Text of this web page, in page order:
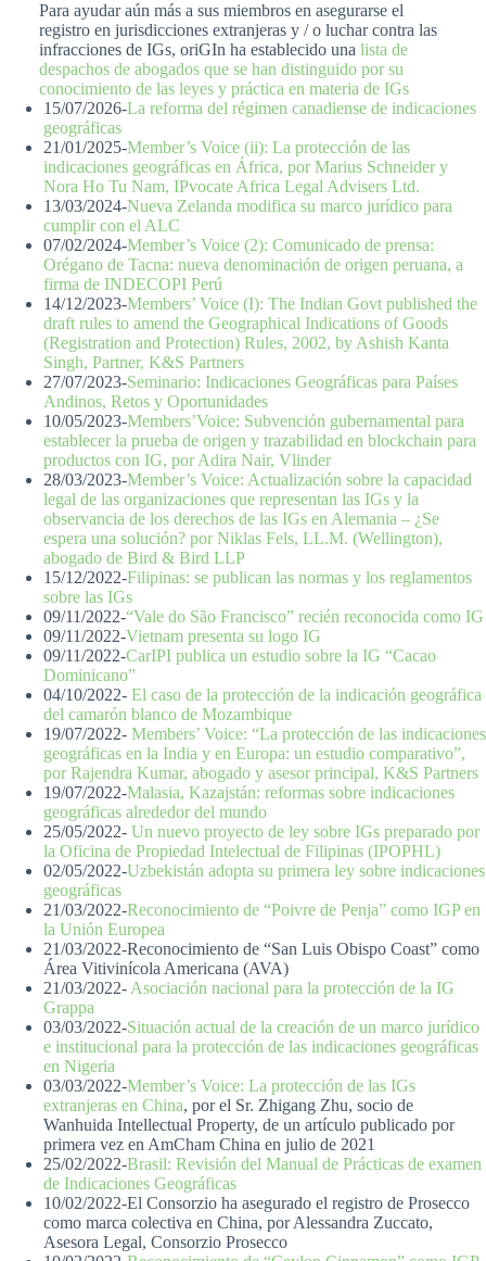
Para ayudar aún más a sus miembros en asegurarse el
registro en jurisdicciones extranjeras y / o luchar contra las
infracciones de IGs, oriGIn ha establecido una lista de
despachos de abogados que se han distinguido por su
conocimiento de las leyes y práctica en materia de IGs
15/07/2026-La reforma del régimen canadiense de indicaciones
geográficas
21/01/2025-Member’s Voice (ii): La protección de las
indicaciones geográficas en África, por Marius Schneider y
Nora Ho Tu Nam, IPvocate Africa Legal Advisers Ltd.
13/03/2024-Nueva Zelanda modifica su marco jurídico para
cumplir con el ALC
07/02/2024-Member’s Voice (2): Comunicado de prensa:
Orégano de Tacna: nueva denominación de origen peruana, a
firma de INDECOPI Perú
14/12/2023-Members’ Voice (I): The Indian Govt published the
draft rules to amend the Geographical Indications of Goods
(Registration and Protection) Rules, 2002, by Ashish Kanta
Singh, Partner, K&S Partners
27/07/2023-Seminario: Indicaciones Geográficas para Países
Andinos, Retos y Oportunidades
10/05/2023-Members’Voice: Subvención gubernamental para
establecer la prueba de origen y trazabilidad en blockchain para
productos con IG, por Adira Nair, Vlinder
28/03/2023-Member’s Voice: Actualización sobre la capacidad
legal de las organizaciones que representan las IGs y la
observancia de los derechos de las IGs en Alemania – ¿Se
espera una solución? por Niklas Fels, LL.M. (Wellington),
abogado de Bird & Bird LLP
15/12/2022-Filipinas: se publican las normas y los reglamentos
sobre las IGs
09/11/2022-“Vale do São Francisco” recién reconocida como IG
09/11/2022-Vietnam presenta su logo IG
09/11/2022-CarIPI publica un estudio sobre la IG “Cacao
Dominicano”
04/10/2022- El caso de la protección de la indicación geográfica
del camarón blanco de Mozambique
19/07/2022- Members’ Voice: “La protección de las indicaciones
geográficas en la India y en Europa: un estudio comparativo”,
por Rajendra Kumar, abogado y asesor principal, K&S Partners
19/07/2022-Malasia, Kazajstán: reformas sobre indicaciones
geográficas alrededor del mundo
25/05/2022- Un nuevo proyecto de ley sobre IGs preparado por
la Oficina de Propiedad Intelectual de Filipinas (IPOPHL)
02/05/2022-Uzbekistán adopta su primera ley sobre indicaciones
geográficas
21/03/2022-Reconocimiento de “Poivre de Penja” como IGP en
la Unión Europea
21/03/2022-Reconocimiento de “San Luis Obispo Coast” como
Área Vitivinícola Americana (AVA)
21/03/2022- Asociación nacional para la protección de la IG
Grappa
03/03/2022-Situación actual de la creación de un marco jurídico
e institucional para la protección de las indicaciones geográficas
en Nigeria
03/03/2022-Member’s Voice: La protección de las IGs
extranjeras en China, por el Sr. Zhigang Zhu, socio de
Wanhuida Intellectual Property, de un artículo publicado por
primera vez en AmCham China en julio de 2021
25/02/2022-Brasil: Revisión del Manual de Prácticas de examen
de Indicaciones Geográficas
10/02/2022-El Consorzio ha asegurado el registro de Prosecco
como marca colectiva en China, por Alessandra Zuccato,
Asesora Legal, Consorzio Prosecco